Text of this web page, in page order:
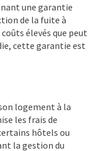
une garantie
de la fuite à
élevés que peut
cette garantie est
logement à la
les frais de
hôtels ou
la gestion du